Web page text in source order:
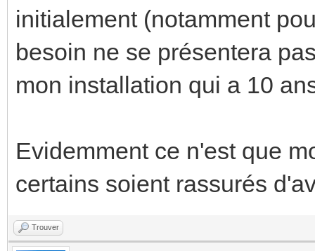
initialement (notamment
besoin ne se présentera
mon installation qui a 10
Evidemment ce n'est que
certains soient rassurés
Trouver